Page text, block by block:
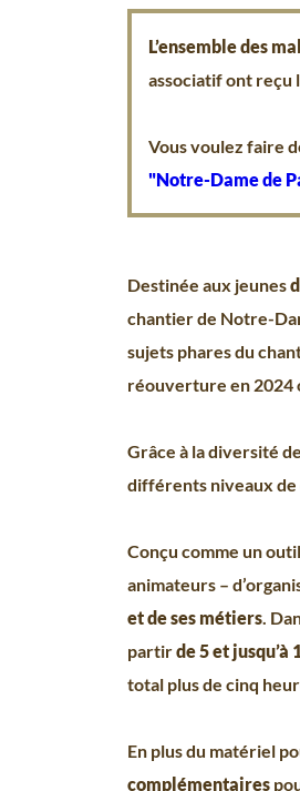
L’ensemble des
associatif ont reçu
Vous voulez faire
"Notre-Dame de
Destinée aux jeunes
chantier de Notre-
sujets phares du
réouverture en 2024
Grâce à la diversité
différents niveaux de
Conçu comme un
animateurs –
et de ses métiers.
partirde 5 et jusqu’à
total plus de cinq
En plus du matériel
complémentaires